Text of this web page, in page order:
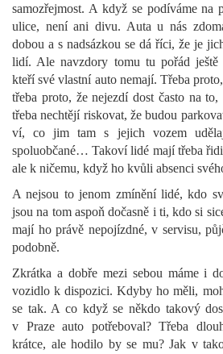
samozřejmost. A když se podíváme na
ulice, není ani divu. Auta u nás
dobou a s nadsázkou se dá říci, že je
lidí. Ale navzdory tomu tu pořád ještě
kteří své vlastní auto nemají. Třeba
třeba proto, že nejezdí dost často na
třeba nechtějí riskovat, že budou
ví, co jim tam s jejich vozem
spoluobčané… Takoví lidé mají třeba
ale k ničemu, když ho kvůli absenci
A nejsou to jenom zmínění lidé, kdo
jsou na tom aspoň dočasně i ti, kdo si
mají ho právě nepojízdné, v servisu,
podobně.
Zkrátka a dobře mezi sebou máme i
vozidlo k dispozici. Kdyby ho měli,
se tak. A co když se někdo takový
v Praze auto potřeboval? Třeba
krátce, ale hodilo by se mu? Jak v